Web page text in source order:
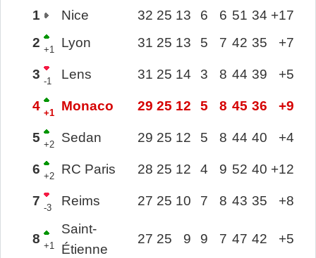
1
Nice 32 25 13 6 6 51 34 +17
2 +1 Lyon 31 25 13 5 7 42 35 +7
3 -1 Lens 31 25 14 3 8 44 39 +5
4 +1 Monaco 29 25 12 5 8 45 36 +9
5 +2 Sedan 29 25 12 5 8 44 40 +4
6 +2 RC Paris 28 25 12 4 9 52 40 +12
7 -3 Reims 27 25 10 7 8 43 35 +8
8 +1
Saint-
Étienne
27 25 9 9 7 47 42 +5